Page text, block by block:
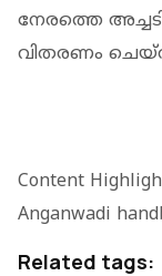
നേരത്തെ
വിതരണം
Content
Anganwadi
Related tags: